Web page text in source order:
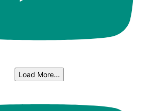
Load More...